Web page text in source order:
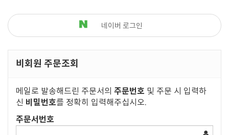
네이버 로그인
비회원 주문조회
메일로 발송해드린 주문서의 주문번호 및 주문 시 입력하
신 비밀번호를 정확히 입력해주십시오.
주문서번호